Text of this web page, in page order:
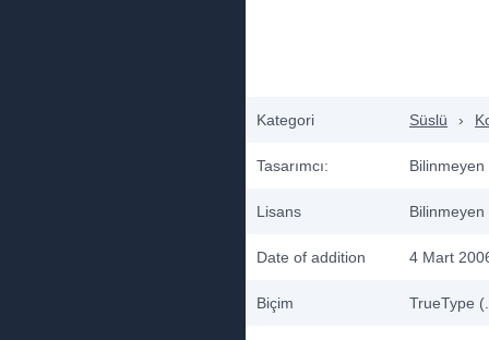
Kategori Süslü ›
Tasarımcı: Bilinmeyen
Lisans Bilinmeyen
Date of addition 4 Mart
Biçim TrueType